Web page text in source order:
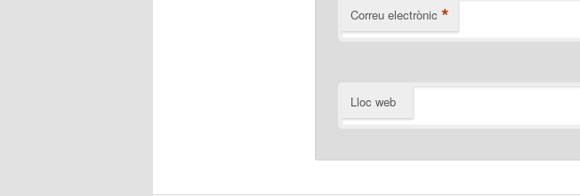
Correu electrònic *
Lloc web